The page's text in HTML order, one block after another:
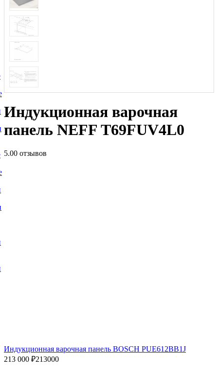
Индукционная варочная
панель NEFF T69FUV4L0
5.00 отзывов
Индукционная варочная панель BOSCH PUE612BB1J
213 000 ₽213000